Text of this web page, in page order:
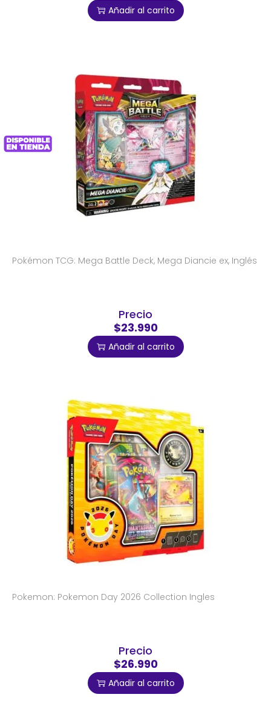
Añadir al carrito
Pokémon TCG: Mega Battle Deck, Mega Diancie ex, Inglés
Precio
$23.990
Añadir al carrito
Pokemon: Pokemon Day 2026 Collection Ingles
Precio
$26.990
Añadir al carrito